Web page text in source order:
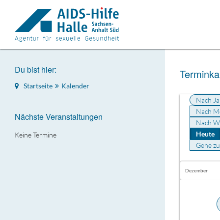
Nach
Nach
Nach
Heute
Gehe
Du bist hier:
Startseite Kalender
Nächste Veranstaltungen
Keine Termine